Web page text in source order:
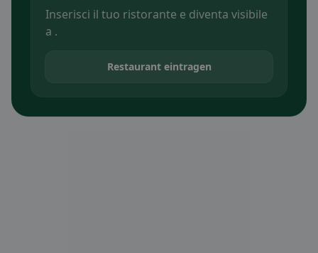
Inserisci il tuo ristorante e diventa visibile
a .
Restaurant eintragen